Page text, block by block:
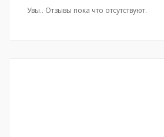
Увы.. Отзывы пока что отсутствуют.